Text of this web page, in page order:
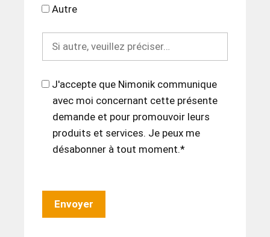
Autre
J'accepte que Nimonik communique
avec moi concernant cette présente
demande et pour promouvoir leurs
produits et services. Je peux me
désabonner à tout moment.*